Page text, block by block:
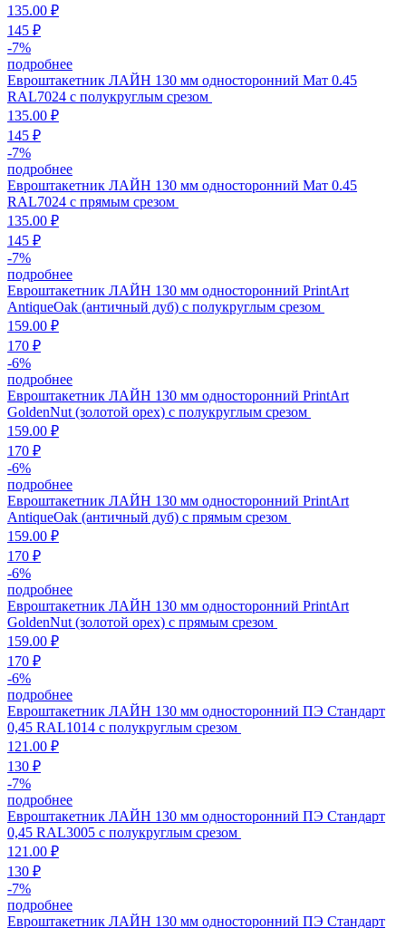
135.00 ₽
145 ₽
-7%
подробнее
Евроштакетник ЛАЙН 130 мм односторонний Мат 0.45
RAL7024 с полукруглым срезом
135.00 ₽
145 ₽
-7%
подробнее
Евроштакетник ЛАЙН 130 мм односторонний Мат 0.45
RAL7024 с прямым срезом
135.00 ₽
145 ₽
-7%
подробнее
Евроштакетник ЛАЙН 130 мм односторонний PrintArt
AntiqueOak (античный дуб) с полукруглым срезом
159.00 ₽
170 ₽
-6%
подробнее
Евроштакетник ЛАЙН 130 мм односторонний PrintArt
GoldenNut (золотой орех) с полукруглым срезом
159.00 ₽
170 ₽
-6%
подробнее
Евроштакетник ЛАЙН 130 мм односторонний PrintArt
AntiqueOak (античный дуб) с прямым срезом
159.00 ₽
170 ₽
-6%
подробнее
Евроштакетник ЛАЙН 130 мм односторонний PrintArt
GoldenNut (золотой орех) с прямым срезом
159.00 ₽
170 ₽
-6%
подробнее
Евроштакетник ЛАЙН 130 мм односторонний ПЭ Стандарт
0,45 RAL1014 с полукруглым срезом
121.00 ₽
130 ₽
-7%
подробнее
Евроштакетник ЛАЙН 130 мм односторонний ПЭ Стандарт
0,45 RAL3005 с полукруглым срезом
121.00 ₽
130 ₽
-7%
подробнее
Евроштакетник ЛАЙН 130 мм односторонний ПЭ Стандарт